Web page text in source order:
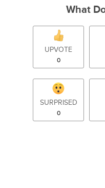
What
UPVOTE
0
SURPRISED
0